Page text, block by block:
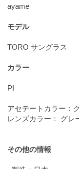
ayame
モデル
TORO サングラス
カラー
PI
アセテートカラー：
レンズカラー： グレ
その他の情報